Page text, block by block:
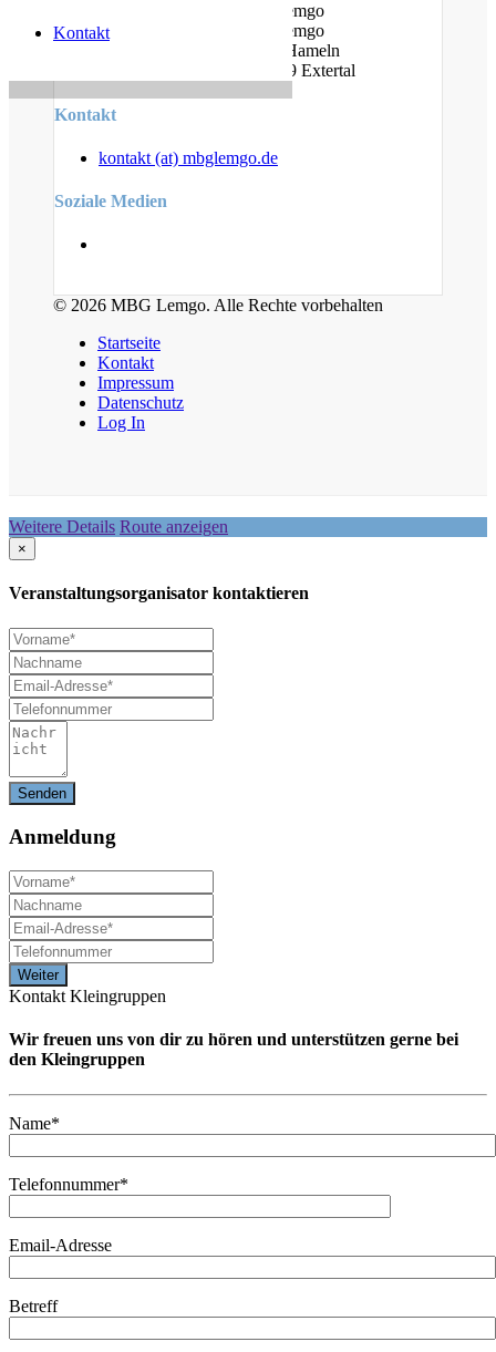
Kontakt
Am Bauhof 14A, 32657 Lemgo
Am Stiftsland 19, 32657 Lemgo
Cumberlandstr. 19, 31789 Hameln
Linderhofer Straße 7, 32699 Extertal
Kontakt
kontakt (at) mbglemgo.de
Soziale Medien
© 2026 MBG Lemgo. Alle Rechte vorbehalten
Startseite
Kontakt
Impressum
Datenschutz
Log In
Weitere Details Route anzeigen
×
Veranstaltungsorganisator kontaktieren
Anmeldung
Kontakt Kleingruppen
Wir freuen uns von dir zu hören und unterstützen gerne bei
den Kleingruppen
Name*
Telefonnummer*
Email-Adresse
Betreff